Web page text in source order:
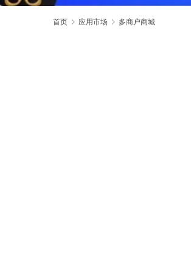
首页 应用市场 多商户商城